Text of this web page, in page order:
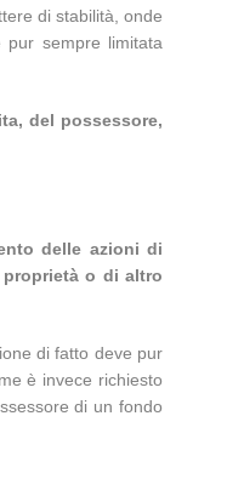
di stabilità, onde
sempre limitata
del possessore,
delle azioni di
o di altro
di fatto deve pur
è invece richiesto
di un fondo